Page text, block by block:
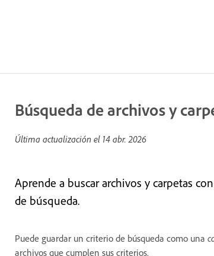
Búsqueda de archivos y
Última actualización el 14 abr. 2026
Aprende a buscar archivos y carpetas
de búsqueda.
Puede guardar un criterio de búsqueda como una
archivos que cumplen sus criterios.